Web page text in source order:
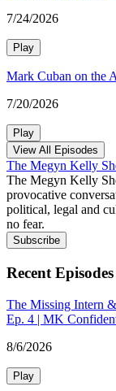
7/24/2026
Play
Mark Cuban on the
7/20/2026
Play
View All Episodes
The Megyn Kelly
The Megyn Kelly
provocative
political, legal and
no fear.
Subscribe
Recent Episodes
The Missing Intern
Ep. 4 | MK
8/6/2026
Play